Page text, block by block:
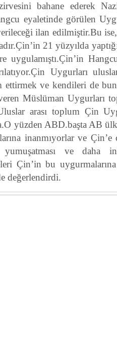
bahane ederek
eyaletinde görülen
ilan edilmiştir.Bu
21 yüzyılda
uygulamıştı.Çin’in
Uygurları
ettirmek ve kendileri de
Müslüman Uygurları
arası toplum Çin
yüzden ABD.başta AB
inanmıyorlar ve Çin’e
ve daha
Çin’in bu
değerlendirdi.